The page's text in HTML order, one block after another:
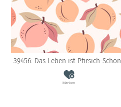
39456: Das Leben ist Pfirsich-Schön
Merken